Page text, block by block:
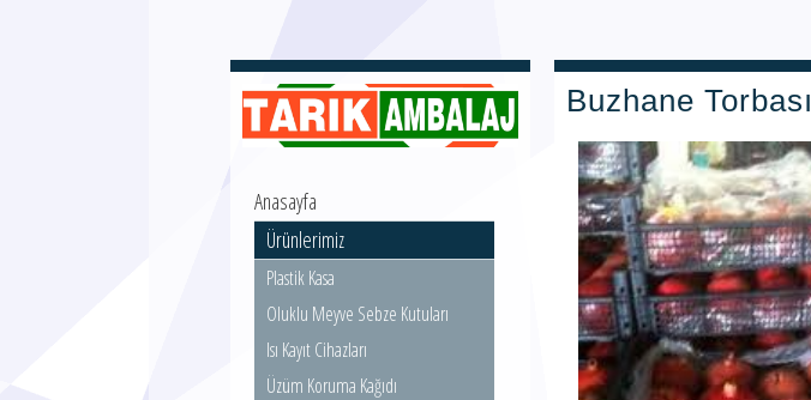
Anasayfa
Ürünlerimiz
Plastik Kasa
Oluklu Meyve Sebze Kutuları
Isı Kayıt Cihazları
Üzüm Koruma Kağıdı
Buzhane Torbası